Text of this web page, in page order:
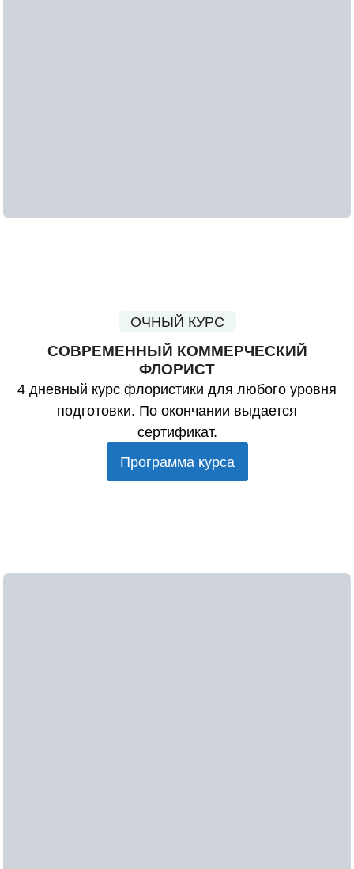
ОЧНЫЙ КУРС
СОВРЕМЕННЫЙ КОММЕРЧЕСКИЙ
ФЛОРИСТ
4 дневный курс флористики для любого уровня
подготовки. По окончании выдается
сертификат.
Программа курса